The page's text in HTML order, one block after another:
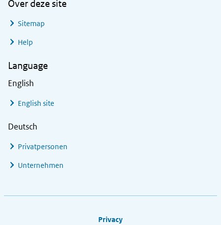
Over deze site
Sitemap
Help
Language
English
English site
Deutsch
Privatpersonen
Unternehmen
Privacy